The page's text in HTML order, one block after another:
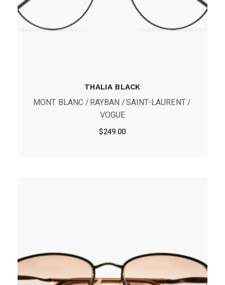
THALIA BLACK
MONT BLANC RAYBAN SAINT-LAURENT
VOGUE
$249.00